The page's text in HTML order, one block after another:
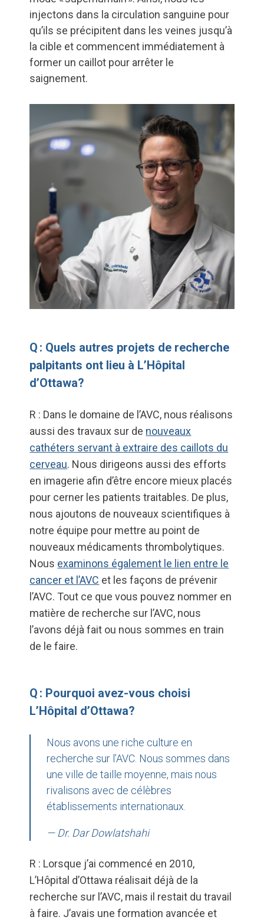
injectons dans la circulation sanguine pour
qu’ils se précipitent dans les veines jusqu’à
la cible et commencent immédiatement à
former un caillot pour arrêter le
saignement.
Q : Quels autres projets de recherche
palpitants ont lieu à L’Hôpital
d’Ottawa?
R : Dans le domaine de l’AVC, nous réalisons
aussi des travaux sur de nouveaux
cathéters servant à extraire des caillots du
cerveau. Nous dirigeons aussi des efforts
en imagerie afin d’être encore mieux placés
pour cerner les patients traitables. De plus,
nous ajoutons de nouveaux scientifiques à
notre équipe pour mettre au point de
nouveaux médicaments thrombolytiques.
Nous examinons également le lien entre le
cancer et l’AVC et les façons de prévenir
l’AVC. Tout ce que vous pouvez nommer en
matière de recherche sur l’AVC, nous
l’avons déjà fait ou nous sommes en train
de le faire.
Q : Pourquoi avez-vous choisi
L’Hôpital d’Ottawa?
Nous avons une riche culture en
recherche sur l’AVC. Nous sommes dans
une ville de taille moyenne, mais nous
rivalisons avec de célèbres
établissements internationaux.
— Dr. Dar Dowlatshahi
R : Lorsque j’ai commencé en 2010,
L’Hôpital d’Ottawa réalisait déjà de la
recherche sur l’AVC, mais il restait du travail
à faire. J’avais une formation avancée et